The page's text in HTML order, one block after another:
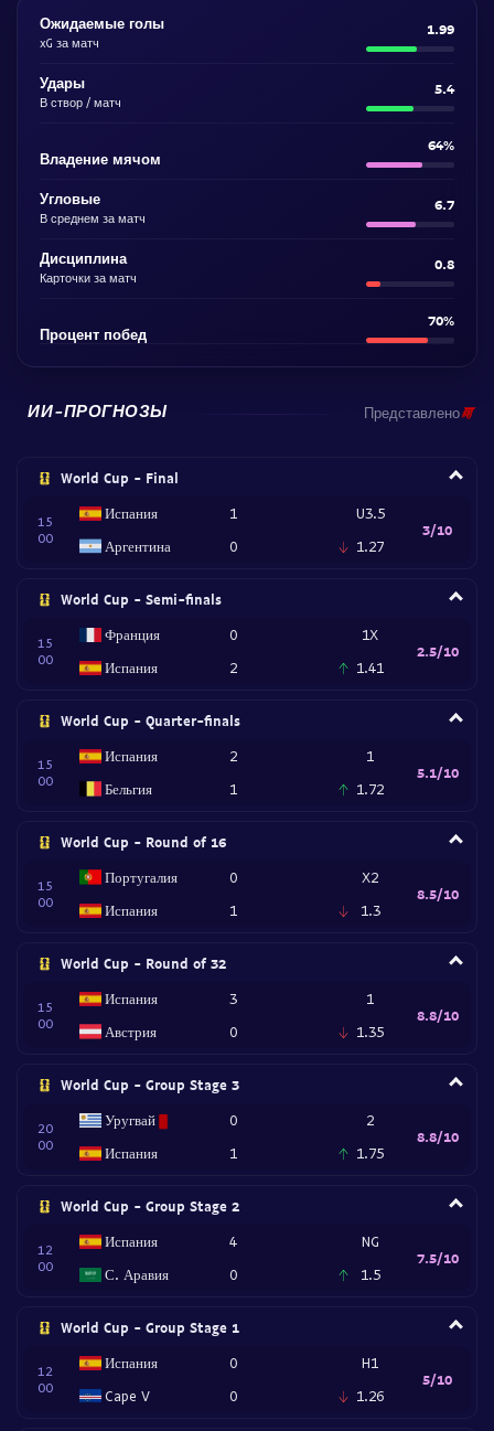
Ожидаемые голы
xG за матч
1.99
Удары
В створ / матч
5.4
Владение мячом
64%
Угловые
В среднем за матч
6.7
Дисциплина
Карточки за матч
0.8
Процент побед
70%
ИИ-ПРОГНОЗЫ Представлено
World Cup - Final
15
00
Испания
Аргентина
1
0
U3.5
1.27
3/10
World Cup - Semi-finals
15
00
Франция
Испания
0
2
1X
1.41
2.5/10
World Cup - Quarter-finals
15
00
Испания
Бельгия
2
1
1
1.72
5.1/10
World Cup - Round of 16
15
00
Португалия
Испания
0
1
X2
1.3
8.5/10
World Cup - Round of 32
15
00
Испания
Австрия
3
0
1
1.35
8.8/10
World Cup - Group Stage 3
20
00
Уругвай
Испания
0
1
2
1.75
8.8/10
World Cup - Group Stage 2
12
00
Испания
С. Аравия
4
0
NG
1.5
7.5/10
World Cup - Group Stage 1
12
00
Испания
Cape V
0
0
H1
1.26
5/10